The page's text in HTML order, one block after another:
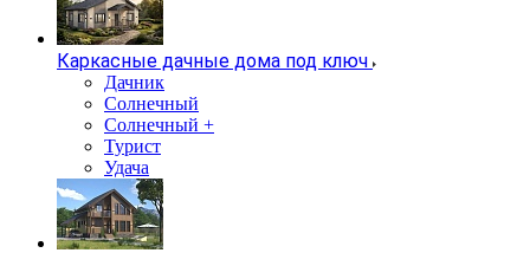
Каркасные дачные дома под ключ
Дачник
Солнечный
Солнечный +
Турист
Удача